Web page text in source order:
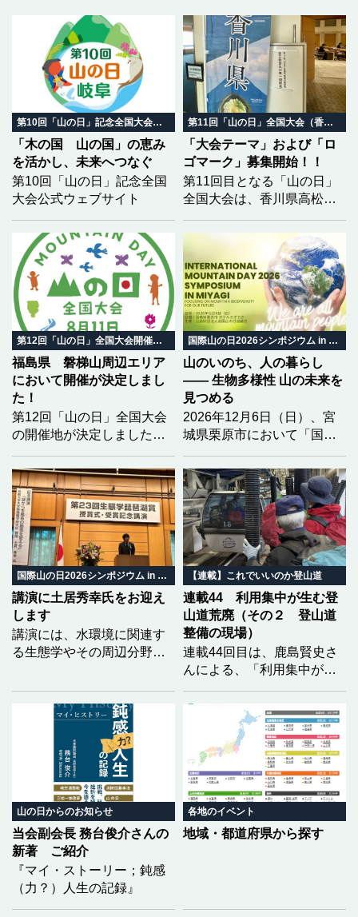
第10回「山の日」記念全国大会 岐阜in飛騨高山
「木の国 山の国」の恵み
を活かし、未来へつなぐ
第10回「山の日」記念全国
大会公式ウェブサイト
第11回「山の日」全国大会（香川県）
「大会テーマ」および「ロ
ゴマーク」募集開始！！
第11回目となる「山の日」
全国大会は、香川県高松市
会を全国に広くPRするた
め、香川大会の開催趣旨を
踏まえた「大会テーマ」と
「ロゴマーク」の募集を開
始しました。どなたでも応
募可能（団体は除く）で
す。学生の方々も、奮って
応募してください！
第12回「山の日」全国大会開催地決定
福島県 磐梯山周辺エリア
において開催が決定しまし
た！
第12回「山の日」全国大会
の開催地が決定しました！
回大会開催地を「福島県
北塩原村 磐梯町 猪苗代
町」とし、開催地決定を通
知いたしました。
国際山の日2026シンポジウム in みやぎ
山のいのち、人の暮らし
―― 生物多様性 山の未来を
見つめる
2026年12月6日（日）、宮
城県栗原市において「国際
みやぎ」を開催いたしま
す。 今年のテーマは「生物
多様性」。 気候変動という
大きな揺らぎの中で、山と
いのちがどう繋がり、私た
ちの暮らしがどう変わって
いくのか。 地域の自然と暮
らしから、山の未来を共に
考えます。
国際山の日2026シンポジウム in みやぎ
講演に土居秀幸氏をお迎え
します
講演には、水環境に関連す
る生態学やその周辺分野で
された土居秀幸氏（京都大
学大学院情報学研究科教
授）をお迎えし、「どうし
たら生物多様性を『知る』
ことができるのか 〜市民科
学の実践〜」をテーマにご
講演いただく予定です。
【連載】これでいいのか登山道
連載44 利用集中が生む登
山道荒廃（その２ 登山道
整備の現場）
連載44回目は、鹿島賢史さ
んによる、「利用集中が生
なります。福島県の安達太
良山を事例に、前回は登山
道荒廃の実態をレポートい
ただきましたが、今回は、
それらに対して現場でどの
ような整備が行われている
のかを具体的に記していた
だきました。
山の日からのお知らせ
当会副会長 務台俊介さんの
新著 ご紹介
『マイ・ストーリー；鈍感
（力？）人生の記録』
各地のイベント
地域・都道府県から探す